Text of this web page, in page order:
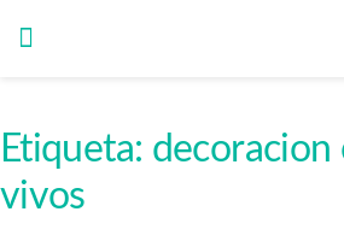
Etiqueta: decoracion
vivos